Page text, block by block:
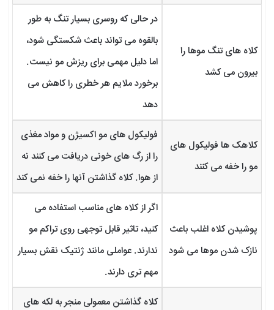
کلاه های تنگ موها را
بیرون می کشد
در حالی که روسری بسیار تنگ به طور
بالقوه می تواند باعث شکستگی شود،
اما دلیل مهمی برای ریزش مو نیست.
برخورد ملایم هر خطری را کاهش می
دهد
کلاهک ها فولیکول های
مو را خفه می کنند
فولیکول های مو اکسیژن و مواد مغذی
را از رگ های خونی دریافت می کنند نه
از هوا. کلاه گذاشتن آنها را خفه نمی کند
پوشیدن کلاه اغلب باعث
نازک شدن موها می شود
اگر از کلاه های مناسب استفاده می
کنید، تاثیر قابل توجهی روی تراکم مو
ندارند. عواملی مانند ژنتیک نقش بسیار
مهم تری دارند.
کلاه گذاشتن معمولی منجر به لکه های